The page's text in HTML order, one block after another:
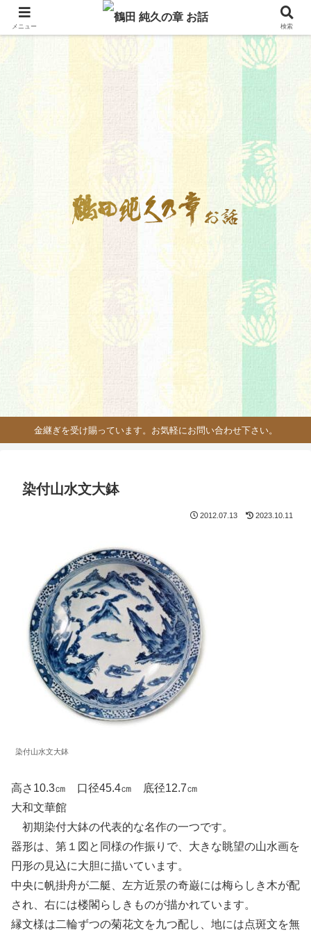
金継ぎを受け賜っています。お気軽にお問い合わせ下さい。
染付山水文大鉢
2012.07.13 2023.10.11
染付山水文大鉢
高さ10.3㎝ 口径45.4㎝ 底径12.7㎝
大和文華館
初期染付大鉢の代表的な名作の一つです。
器形は、第１図と同様の作振りで、大きな眺望の山水画を
円形の見込に大胆に描いています。
中央に帆掛舟が二艇、左方近景の奇巌には梅らしき木が配
され、右には楼閣らしきものが描かれています。
縁文様は二輪ずつの菊花文を九つ配し、地には点斑文を無
メニュー 検索